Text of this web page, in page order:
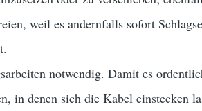
weil es andernfalls sofort
notwendig. Damit es
in denen sich die Kabel einstecken